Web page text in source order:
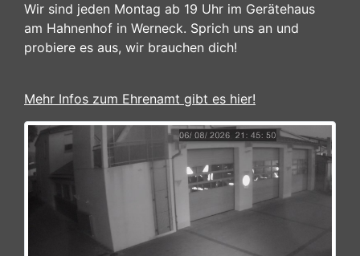
Wir sind jeden Montag ab 19 Uhr im Gerätehaus
am Hahnenhof in Werneck. Sprich uns an und
probiere es aus, wir brauchen dich!
Mehr Infos zum Ehrenamt gibt es hier!